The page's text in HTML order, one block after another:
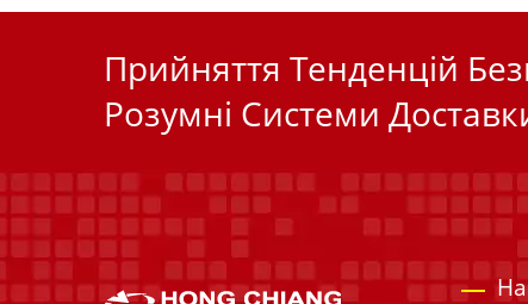
Прийняття Тенденцій
Розумні Системи